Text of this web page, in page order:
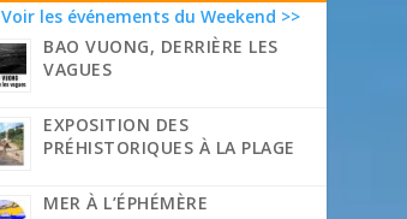
Voir les événements du Weekend >>
BAO VUONG, DERRIÈRE LES
VAGUES
EXPOSITION DES
PRÉHISTORIQUES À LA PLAGE
MER À L’ÉPHÉMÈRE